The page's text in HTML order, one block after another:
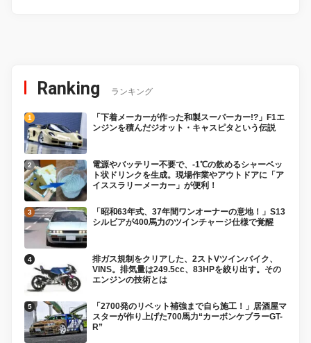
Ranking ランキング
「下着メーカーが作った和製スーパーカー!?」F1エ
ンジンを積んだジオット・キャスピタという伝説
電源やバッテリー不要で、-1℃の飲めるシャーベッ
ト状ドリンクを生成。現場作業やアウトドアに「ア
イススラリーメーカー」が便利！
「昭和63年式、37年間ワンオーナーの意地！」S13
シルビアが400馬力のツインチャージ仕様で覚醒
排ガス規制をクリアした、2ストVツインバイク、
VINS。排気量は249.5cc、83HPを絞り出す。その
エンジンの技術とは
「2700発のリベット補強まで自ら施工！」居酒屋マ
スターが作り上げた700馬力“カーボンケブラーGT-
R”